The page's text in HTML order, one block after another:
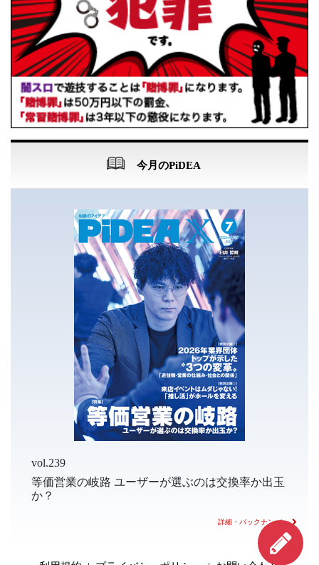
今月のPiDEA
vol.239
等価営業の岐路 ユーザーが選ぶのは交換率か出玉
か？
詳細・バックナンバー